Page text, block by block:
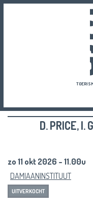
D. PRICE, I.
zo 11 okt 2026 - 11.00u
DAMIAANINSTITUUT
UITVERKOCHT